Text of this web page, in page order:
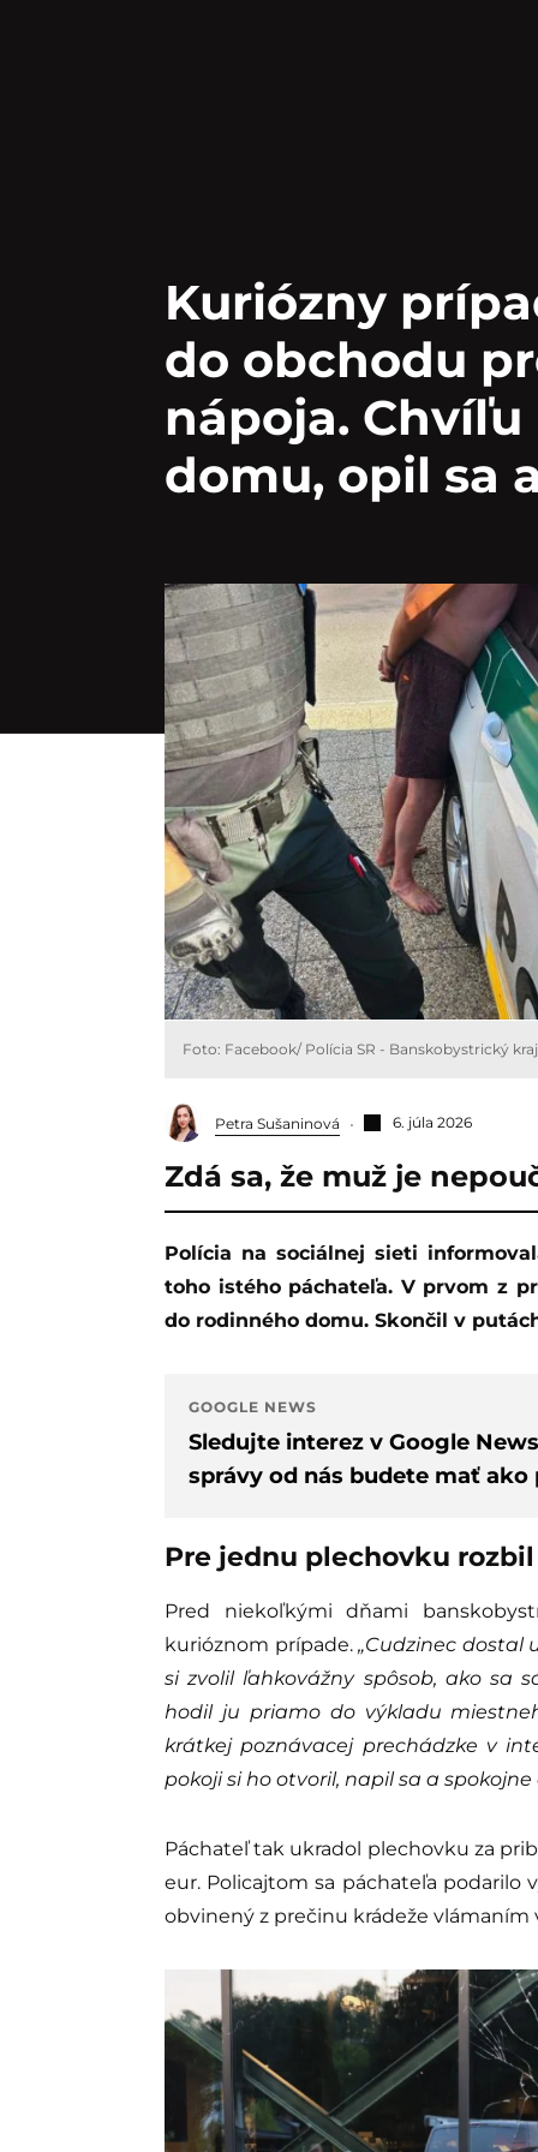
Kuriózny
do obchodu
nápoja.
domu, opil sa
Foto: Facebook/ Polícia SR - Banskobystrický kraj
Petra Sušaninová 6. júla 2026
Zdá sa, že muž je
Polícia na sociálnej sieti informovala o dvoch incidentoch, ktoré sa však týkali
toho istého páchateľa. V prvom z
do rodinného domu. Skončil v
GOOGLE NEWS
Sledujte interez v Google
správy od nás budete mať ako
Pre jednu plechovku
Pred niekoľkými dňami
kurióznom prípade.„Cudzinec dostal
si zvolil ľahkovážny spôsob, ako sa
hodil ju priamo do výkladu
krátkej poznávacej prechádzke v
pokoji si ho otvoril, napil sa a spokojne
Páchateľ tak ukradol plechovku za
eur. Policajtom sa páchateľa podarilo
obvinený z prečinu krádeže